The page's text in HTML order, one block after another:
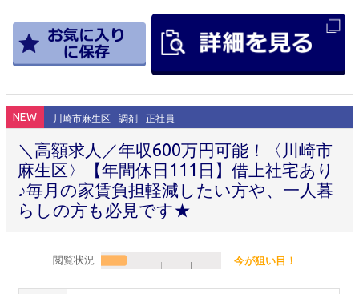
NEW 川崎市麻生区 調剤 正社員
＼高額求人／年収600万円可能！〈川崎市
麻生区〉【年間休日111日】借上社宅あり
♪毎月の家賃負担軽減したい方や、一人暮
らしの方も必見です★
閲覧状況 今が狙い目！